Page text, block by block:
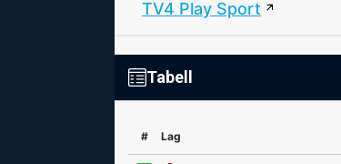
TV4 Play Sport
Tabell
# Lag